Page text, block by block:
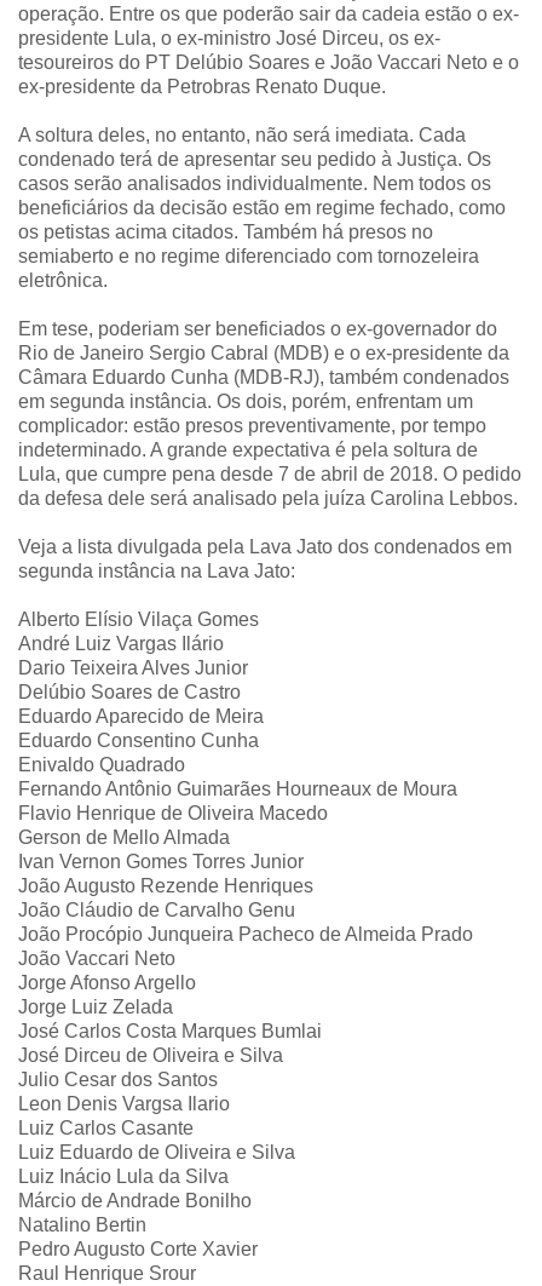
operação. Entre os que poderão sair da cadeia estão o ex-
presidente Lula, o ex-ministro José Dirceu, os ex-
tesoureiros do PT Delúbio Soares e João Vaccari Neto e o
ex-presidente da Petrobras Renato Duque.
A soltura deles, no entanto, não será imediata. Cada
condenado terá de apresentar seu pedido à Justiça. Os
casos serão analisados individualmente. Nem todos os
beneficiários da decisão estão em regime fechado, como
os petistas acima citados. Também há presos no
semiaberto e no regime diferenciado com tornozeleira
eletrônica.
Em tese, poderiam ser beneficiados o ex-governador do
Rio de Janeiro Sergio Cabral (MDB) e o ex-presidente da
Câmara Eduardo Cunha (MDB-RJ), também condenados
em segunda instância. Os dois, porém, enfrentam um
complicador: estão presos preventivamente, por tempo
indeterminado. A grande expectativa é pela soltura de
Lula, que cumpre pena desde 7 de abril de 2018. O pedido
da defesa dele será analisado pela juíza Carolina Lebbos.
Veja a lista divulgada pela Lava Jato dos condenados em
segunda instância na Lava Jato:
Alberto Elísio Vilaça Gomes
André Luiz Vargas Ilário
Dario Teixeira Alves Junior
Delúbio Soares de Castro
Eduardo Aparecido de Meira
Eduardo Consentino Cunha
Enivaldo Quadrado
Fernando Antônio Guimarães Hourneaux de Moura
Flavio Henrique de Oliveira Macedo
Gerson de Mello Almada
Ivan Vernon Gomes Torres Junior
João Augusto Rezende Henriques
João Cláudio de Carvalho Genu
João Procópio Junqueira Pacheco de Almeida Prado
João Vaccari Neto
Jorge Afonso Argello
Jorge Luiz Zelada
José Carlos Costa Marques Bumlai
José Dirceu de Oliveira e Silva
Julio Cesar dos Santos
Leon Denis Vargsa Ilario
Luiz Carlos Casante
Luiz Eduardo de Oliveira e Silva
Luiz Inácio Lula da Silva
Márcio de Andrade Bonilho
Natalino Bertin
Pedro Augusto Corte Xavier
Raul Henrique Srour